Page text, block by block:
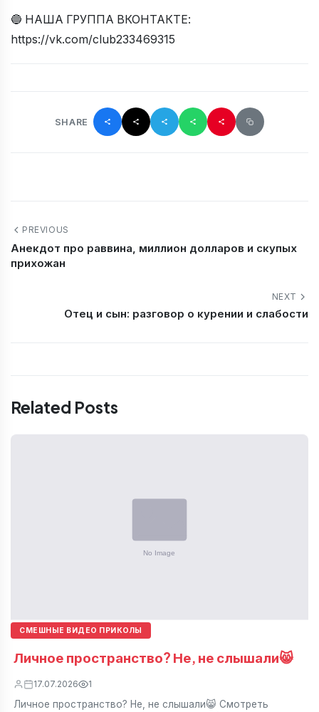
🔵 НАША ГРУППА ВКОНТАКТЕ:
https://vk.com/club233469315
SHARE
PREVIOUS
Анекдот про раввина, миллион долларов и скупых
прихожан
NEXT
Отец и сын: разговор о курении и слабости
Related Posts
СМЕШНЫЕ ВИДЕО ПРИКОЛЫ
Личное пространство? Не, не слышали😸
17.07.2026 1
Личное пространство? Не, не слышали😸 Смотреть